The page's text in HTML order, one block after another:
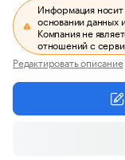
Информация носит
основании данных
Компания не
отношений с
Редактировать описание